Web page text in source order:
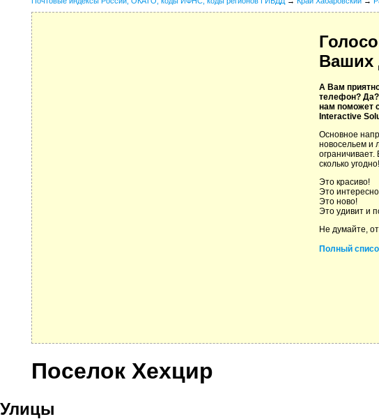
Ваших
А Вам
телефон?
нам поможет
Interactive
Основное
новосельем и
ограничивает.
сколько угодно!
Это красиво!
Это
Это ново!
Это удивит и
Не думайте,
Полный
Поселок Хехцир
Улицы